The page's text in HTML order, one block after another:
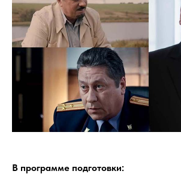
В программе подготовки: